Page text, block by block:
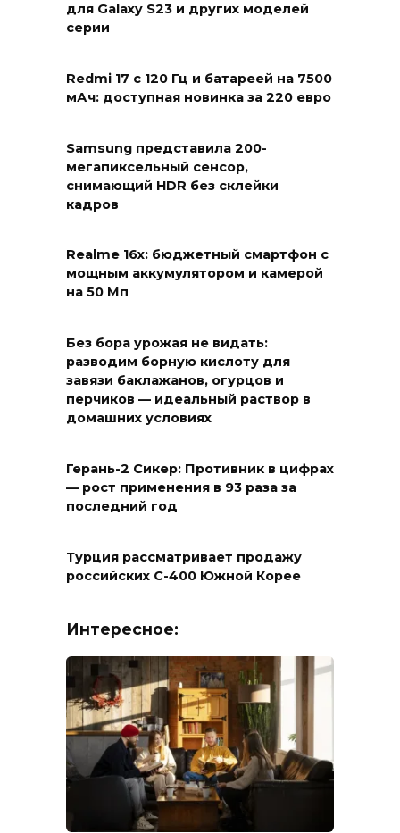
для Galaxy S23 и других моделей
серии
Redmi 17 с 120 Гц и батареей на 7500
мАч: доступная новинка за 220 евро
Samsung представила 200-
мегапиксельный сенсор,
снимающий HDR без склейки
кадров
Realme 16x: бюджетный смартфон с
мощным аккумулятором и камерой
на 50 Мп
Без бора урожая не видать:
разводим борную кислоту для
завязи баклажанов, огурцов и
перчиков — идеальный раствор в
домашних условиях
Герань-2 Сикер: Противник в цифрах
— рост применения в 93 раза за
последний год
Турция рассматривает продажу
российских С-400 Южной Корее
Интересное: